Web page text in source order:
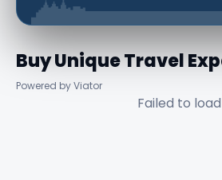
Buy Unique Travel
Powered by Viator
Failed to load